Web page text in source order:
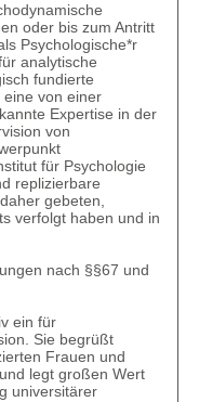
oder bis zum Antritt
Psychologische*r
analytische
fundierte
eine von einer
Expertise in der
von
für Psychologie
replizierbare
gebeten,
verfolgt haben und in
nach §§67 und
ein für
Sie begrüßt
Frauen und
legt großen Wert
universitärer